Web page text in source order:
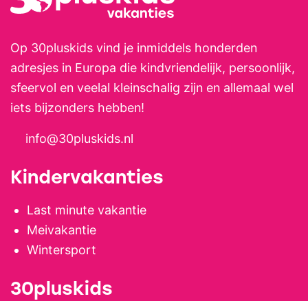
Op 30pluskids vind je inmiddels honderden
adresjes in Europa die kindvriendelijk, persoonlijk,
sfeervol en veelal kleinschalig zijn en allemaal wel
iets bijzonders hebben!
info@30pluskids.nl
Kindervakanties
Last minute vakantie
Meivakantie
Wintersport
30pluskids